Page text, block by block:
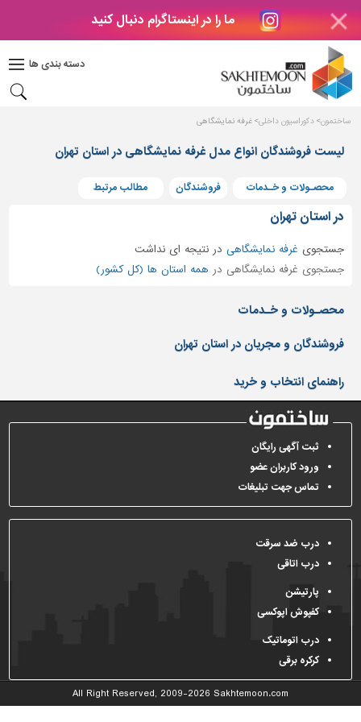
ما را در اینستاگرام دنبال کنید
دسته بندی ها
دکوراسیون
بتن
های
بتنی
و
پنجره
ساختمانی
نرده
و
حفاظ
کفپوش
و
سنگ
سرویس
بهداشتی
ابزار،یراق
و
آلات
برقی،روشنایی،ایمنی
محوطه
سازی
و
نما
ساخت
ساختمون دکوراسیون داخلی غرفه نمایشگاهی
لیست فروشندگان انواع مدل غرفه نمایشگاهی در استان تهران
محصـولات و خـدمات فروشندگان مطالب مرتبط
در استان تهران
جستجوی غرفه نمایشگاهی درنتیجه ای نداشت
جستجوی غرفه نمایشگاهی در همه استان ها (کل کشور)
محصـولات و خـدمات
فروشندگان و مجریان در استان تهران
راهنمای انتخاب و خرید
ثبت آگهی رایگان
ورود کاربران عضو
تماس جهت تبلیغات
درب ضد سرقت
درب اتاقی
پارتیشن
کفپوش اپوکسی
درب اتوماتیک
کرکره برقی
All Right Reserved, 2009-2026 Sakhtemoon.com